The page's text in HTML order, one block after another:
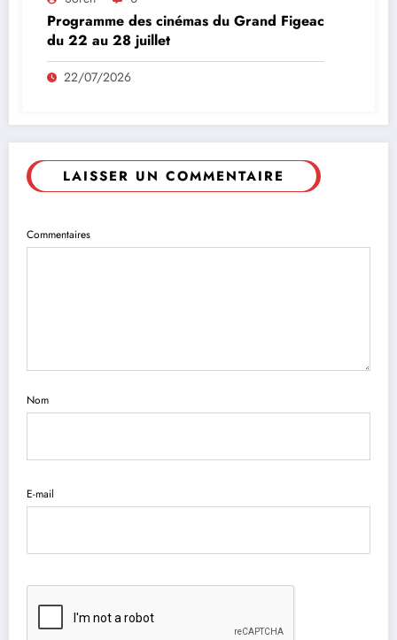
Programme des cinémas du Grand Figeac
du 22 au 28 juillet
22/07/2026
LAISSER UN COMMENTAIRE
Commentaires
Nom
E-mail